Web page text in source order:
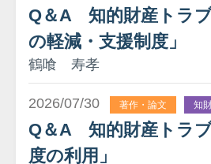
Q＆A 知的財産トラ
の軽減・支援制度」
鶴喰 寿孝
2026/07/30 著作・論文 知
Q＆A 知的財産トラ
度の利用」